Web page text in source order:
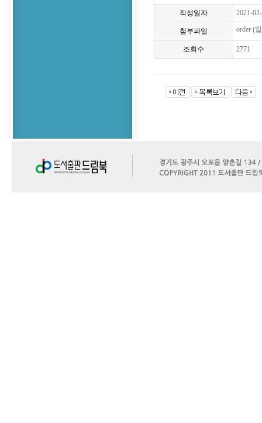
작성일자 2021-
첨부파일 order (
조회수 2771